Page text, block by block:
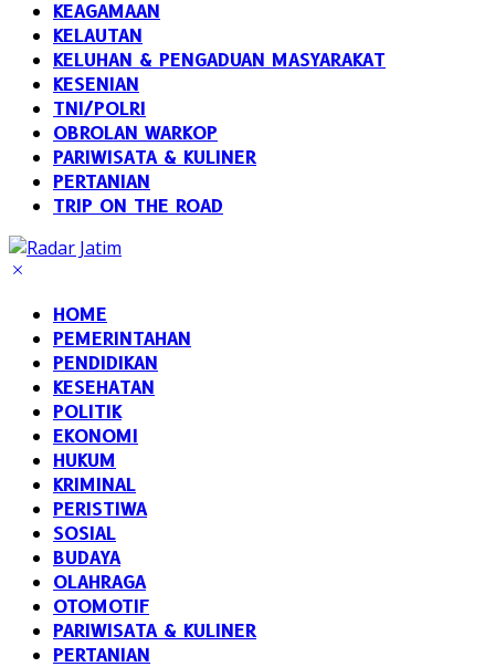
KEAGAMAAN
KELAUTAN
KELUHAN & PENGADUAN MASYARAKAT
KESENIAN
TNI/POLRI
OBROLAN WARKOP
PARIWISATA & KULINER
PERTANIAN
TRIP ON THE ROAD
HOME
PEMERINTAHAN
PENDIDIKAN
KESEHATAN
POLITIK
EKONOMI
HUKUM
KRIMINAL
PERISTIWA
SOSIAL
BUDAYA
OLAHRAGA
OTOMOTIF
PARIWISATA & KULINER
PERTANIAN